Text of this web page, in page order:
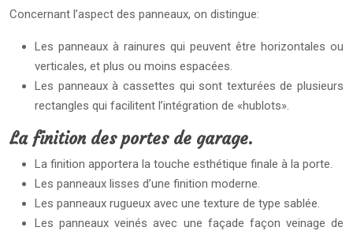
Concernant l’aspect des panneaux, on distingue:
Les panneaux à rainures qui peuvent être horizontales ou
verticales, et plus ou moins espacées.
Les panneaux à cassettes qui sont texturées de plusieurs
rectangles qui facilitent l’intégration de «hublots».
La finition des portes de garage.
La finition apportera la touche esthétique finale à la porte.
Les panneaux lisses d’une finition moderne.
Les panneaux rugueux avec une texture de type sablée.
Les panneaux veinés avec une façade façon veinage de